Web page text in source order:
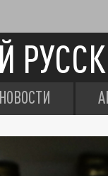
НОВОСТИ